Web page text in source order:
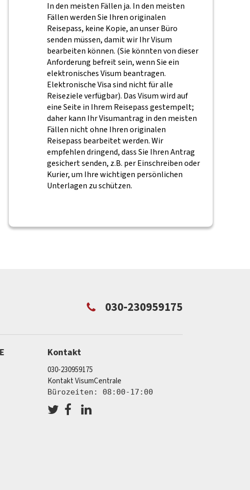
In den meisten Fällen ja. In den meisten
Fällen werden Sie Ihren originalen
Reisepass, keine Kopie, an unser Büro
senden müssen, damit wir Ihr Visum
bearbeiten können. (Sie könnten von dieser
Anforderung befreit sein, wenn Sie ein
elektronisches Visum beantragen.
Elektronische Visa sind nicht für alle
Reiseziele verfügbar). Das Visum wird auf
eine Seite in Ihrem Reisepass gestempelt;
daher kann Ihr Visumantrag in den meisten
Fällen nicht ohne Ihren originalen
Reisepass bearbeitet werden. Wir
empfehlen dringend, dass Sie Ihren Antrag
gesichert senden, z.B. per Einschreiben oder
Kurier, um Ihre wichtigen persönlichen
Unterlagen zu schützen.
030-230959175
Kontakt
030-230959175
Kontakt VisumCentrale
Bürozeiten: 08:00-17:00